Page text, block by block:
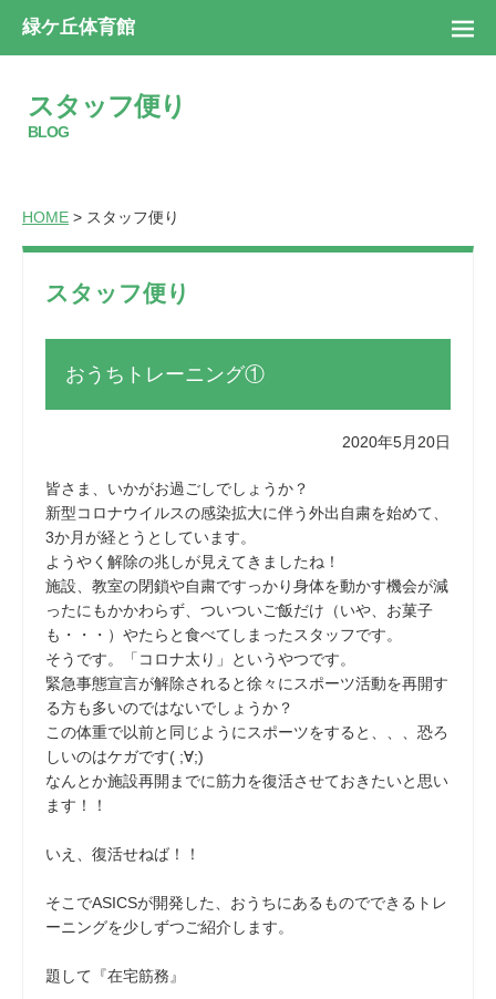
緑ケ丘体育館
スタッフ便り
BLOG
HOME > スタッフ便り
スタッフ便り
おうちトレーニング①
2020年5月20日
皆さま、いかがお過ごしでしょうか？
新型コロナウイルスの感染拡大に伴う外出自粛を始めて、
3か月が経とうとしています。
ようやく解除の兆しが見えてきましたね！
施設、教室の閉鎖や自粛ですっかり身体を動かす機会が減
ったにもかかわらず、ついついご飯だけ（いや、お菓子
も・・・）やたらと食べてしまったスタッフです。
そうです。「コロナ太り」というやつです。
緊急事態宣言が解除されると徐々にスポーツ活動を再開す
る方も多いのではないでしょうか？
この体重で以前と同じようにスポーツをすると、、、恐ろ
しいのはケガです( ;∀;)
なんとか施設再開までに筋力を復活させておきたいと思い
ます！！
いえ、復活せねば！！
そこでASICSが開発した、おうちにあるものでできるトレ
ーニングを少しずつご紹介します。
題して『在宅筋務』